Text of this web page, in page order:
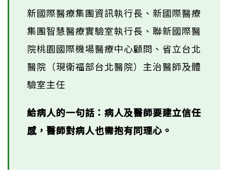
新國際醫療集團資訊執行長、新國際醫療
集團智慧醫療實驗室執行長、聯新國際醫
院桃園國際機場醫療中心顧問、省立台北
醫院（現衛福部台北醫院）主治醫師及體
驗室主任
給病人的一句話：病人及醫師要建立信任
感，醫師對病人也需抱有同理心。